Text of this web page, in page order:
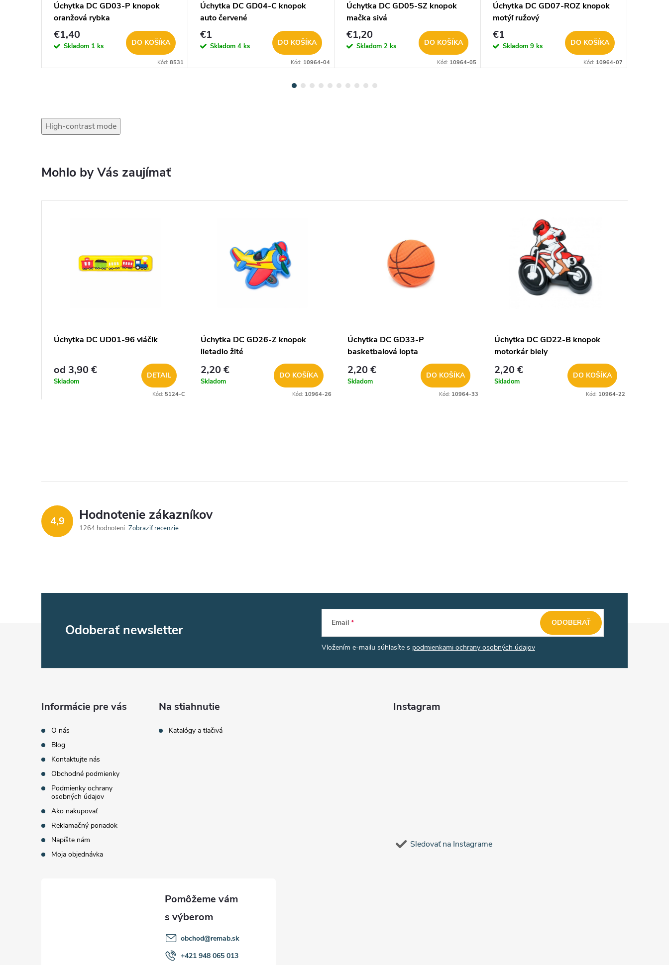
Úchytka DC GD03-P knopok
oranžová rybka
€1,40
Skladom 1 ks DO KOŠÍKA
Kód: 8531
Úchytka DC GD04-C knopok
auto červené
€1
Skladom 4 ks DO KOŠÍKA
Kód: 10964-04
Úchytka DC GD05-SZ knopok
mačka sivá
€1,20
Skladom 2 ks DO KOŠÍKA
Kód: 10964-05
Úchytka DC GD07-ROZ knopok
motýľ ružový
€1
Skladom 9 ks DO KOŠÍKA
Kód: 10964-07
High-contrast mode
Mohlo by Vás zaujímať
Úchytka DC UD01-96 vláčik
od 3,90 €
Skladom
DETAIL
Kód: 5124-C
Úchytka DC GD26-Z knopok
lietadlo žlté
2,20 €
Skladom
DO KOŠÍKA
Kód: 10964-26
Úchytka DC GD33-P
basketbalová lopta
2,20 €
Skladom
DO KOŠÍKA
Kód: 10964-33
Úchytka DC GD22-B knopok
motorkár biely
2,20 €
Skladom
DO KOŠÍKA
Kód: 10964-22
4,9 Hodnotenie zákazníkov
1264 hodnotení Zobraziť recenzie
Odoberať newsletter Email
Vložením e-mailu súhlasíte s podmienkami ochrany osobných údajov
ODOBERAŤ
Informácie pre vás
O nás
Blog
Kontaktujte nás
Obchodné podmienky
Podmienky ochrany
osobných údajov
Ako nakupovať
Reklamačný poriadok
Napíšte nám
Moja objednávka
Na stiahnutie
Katalógy a tlačivá
Instagram
Sledovať na Instagrame
obchod@remab.sk
+421 948 065 013